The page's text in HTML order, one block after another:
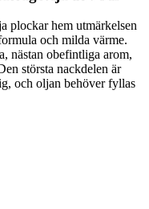
plockar hem utmärkelsen
och milda värme.
nästan obefintliga arom,
största nackdelen är
och oljan behöver fyllas